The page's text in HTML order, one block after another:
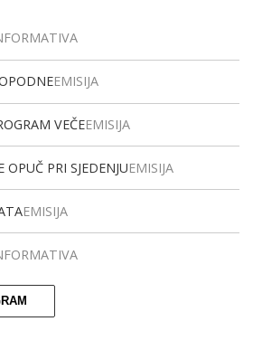
EMISIJA
VEČEEMISIJA
OPUČ PRI SJEDENJUEMISIJA
EMISIJA